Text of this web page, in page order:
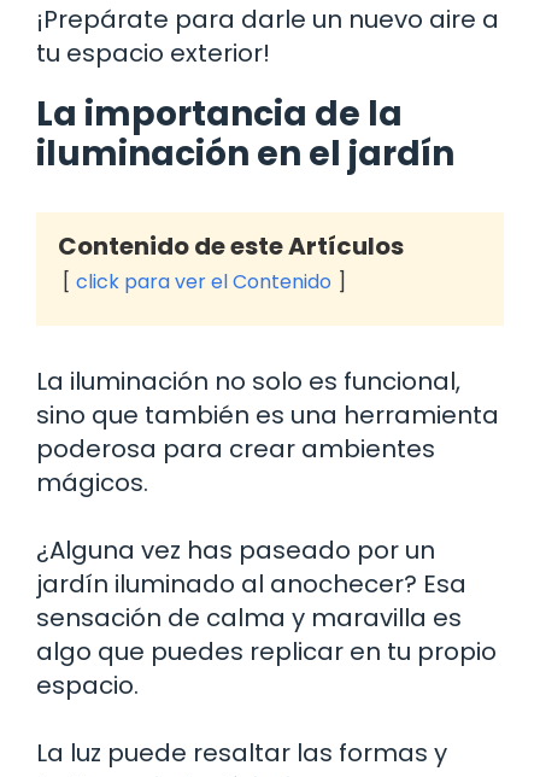
¡Prepárate para darle un nuevo aire a
tu espacio exterior!
La importancia de la
iluminación en el jardín
Contenido de este Artículos
click para ver el Contenido
La iluminación no solo es funcional,
sino que también es una herramienta
poderosa para crear ambientes
mágicos.
¿Alguna vez has paseado por un
jardín iluminado al anochecer? Esa
sensación de calma y maravilla es
algo que puedes replicar en tu propio
espacio.
La luz puede resaltar las formas y